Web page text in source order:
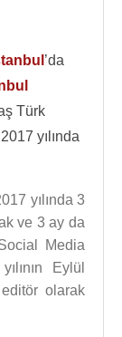
’da
Türk
yılında
yılında 3
ve 3 ay da
Media
Eylül
olarak